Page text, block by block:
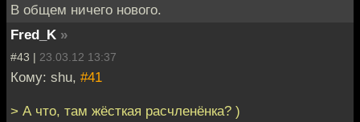
В общем ничего нового.
Fred_K »
#43 | 23.03.12 13:37
Кому: shu, #41
> А что, там жёсткая расчленёнка? )